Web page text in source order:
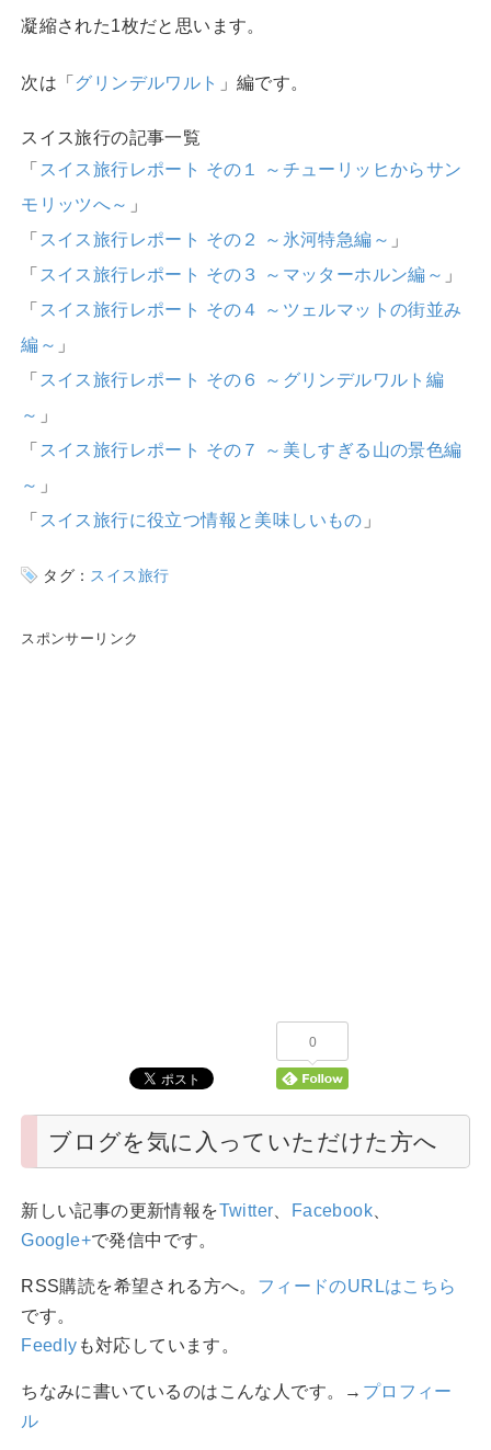
凝縮された1枚だと思います。
次は「 グリンデルワルト 」編です。
スイス旅行の記事一覧
「 スイス旅行レポート その１ ～チューリッヒからサン
モリッツへ～ 」
「 スイス旅行レポート その２ ～氷河特急編～ 」
「 スイス旅行レポート その３ ～マッターホルン編～ 」
「 スイス旅行レポート その４ ～ツェルマットの街並み
編～ 」
「 スイス旅行レポート その６ ～グリンデルワルト編
～ 」
「 スイス旅行レポート その７ ～美しすぎる山の景色編
～ 」
「 スイス旅行に役立つ情報と美味しいもの 」
タグ： スイス旅行
スポンサーリンク
0
ブログを気に入っていただけた方へ
新しい記事の更新情報をTwitter Facebook
Google+で発信中です。
RSS購読を希望される方へ。 フィードのURLはこちら
です。
Feedly も対応しています。
ちなみに書いているのはこんな人です。→ プロフィー
ル